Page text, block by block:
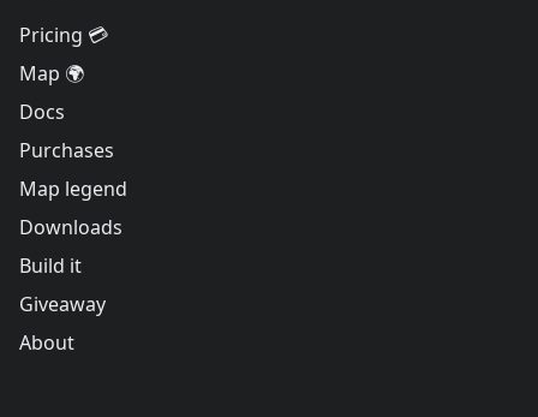
Pricing 💳
Map 🌍
Docs
Purchases
Map legend
Downloads
Build it
Giveaway
About